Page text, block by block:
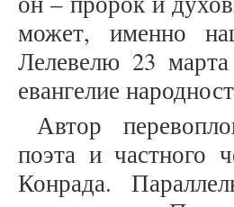
может, именно
Лелевелю 23
евангелие
Автор
поэта и частного
Конрада.